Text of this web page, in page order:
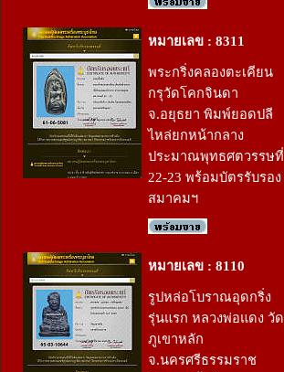
หมายเลข : 8311
พระกริ่งคลองตะเคียน
กรุวัดโคกจินดา
จ.อยุธยา พิมพ์ยอดปลี
ไหล่ยกหน้ากลาง
ประมาณพุทธศตวรรษที่
22-23 พร้อมบัตรรับรอง
สมาคมฯ
หมายเลข : 8110
รูปหล่อโบราณอุดกริ่ง
รุ่นแรก หลวงพ่อแดง วัด
ภูเขาหลัก
จ.นครศรีธรรมราช